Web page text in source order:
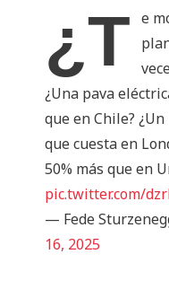
¿T e
¿Una pava
que en Chile?
que cuesta en
50% más que en
pic.twitter.com/
— Fede
16, 2025